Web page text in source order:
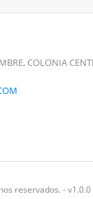
COLONIA
reservados. - v1.0.0